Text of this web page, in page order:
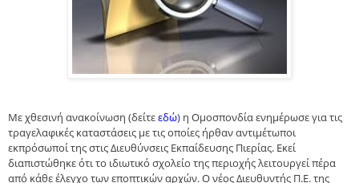
Με χθεσινή ανακοίνωση (δείτεεδώ) η Ομοσπονδία ενημέρωσε για τις
τραγελαφικές καταστάσεις με τις οποίες ήρθαν αντιμέτωποι
εκπρόσωποί της στις Διευθύνσεις Εκπαίδευσης Πιερίας. Εκεί
διαπιστώθηκε ότι το ιδιωτικό σχολείο της περιοχής λειτουργεί πέρα
από κάθε έλεγχο των εποπτικών αρχών. Ο νέος Διευθυντής Π.Ε. της